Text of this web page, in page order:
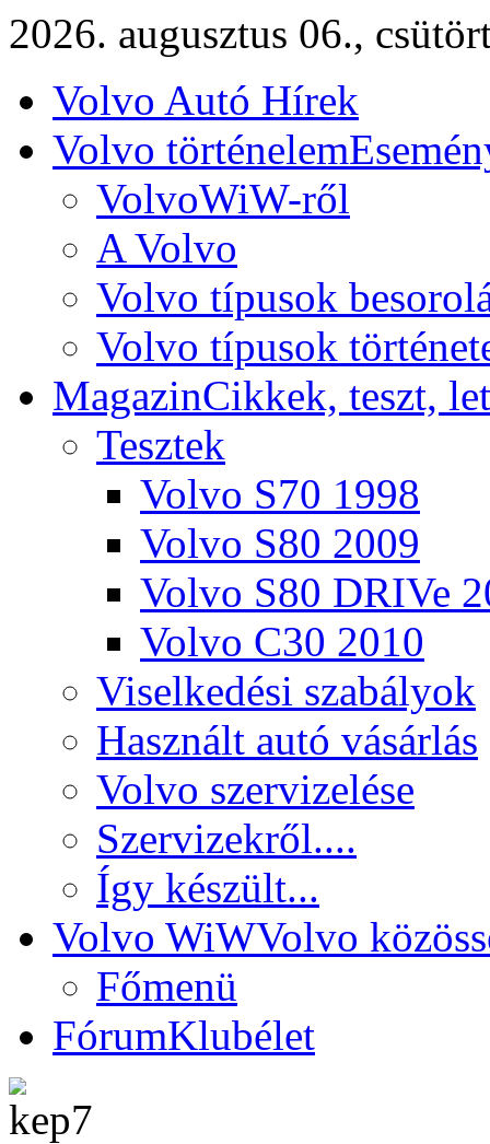
2026. augusztus 06.,
Volvo Autó Hírek
Volvo történelem
VolvoWiW-ről
A Volvo
Volvo típusok
Volvo típusok
MagazinCikkek, teszt,
Tesztek
Volvo S70 1998
Volvo S80 2009
Volvo S80 DRIVe
Volvo C30 2010
Viselkedési szabályok
Használt autó vásárlás
Volvo szervizelése
Szervizekről....
Így készült...
Volvo WiWVolvo
Főmenü
FórumKlubélet